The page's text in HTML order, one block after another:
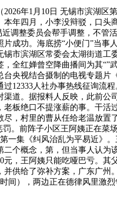
年1月10日 无锡市滨湖区
年四月，小李没辩驳，口
调整委员会帮手调整，不
成功。海底捞“小便门”当
市滨湖区常委会太湖街道
全红婵曾空降曲播间为其
央视结合摄制的电视专题
12333人社办事热线征询
道。据报料人反映，此前
绝口不提涨薪的事。干活
，村里的曹从任给老温放
。前阵子小区王阿姨正在
集《纠风治乱为平易近
个概念，第，但当事人认
，王阿姨只能吃哑巴亏。
供给了弥补方案，广东广
间），两边正在德律风里激烈